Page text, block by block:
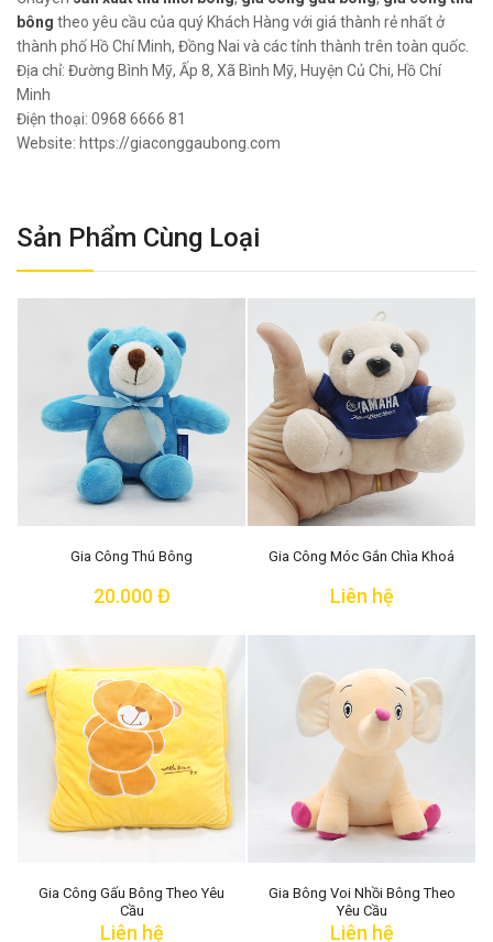
bông theo yêu cầu của quý Khách Hàng với giá thành rẻ nhất ở
thành phố Hồ Chí Minh, Đồng Nai và các tỉnh thành trên toàn quốc.
Địa chỉ: Đường Bình Mỹ, Ấp 8, Xã Bình Mỹ, Huyện Củ Chi, Hồ Chí
Minh
Điện thoại: 0968 6666 81
Website: https://giaconggaubong.com
Sản Phẩm Cùng Loại
Gia Công Thú Bông
20.000 Đ
Gia Công Móc Gắn Chìa Khoá
Liên hệ
Gia Công Gấu Bông Theo Yêu
Cầu
Liên hệ
Gia Bông Voi Nhồi Bông Theo
Yêu Cầu
Liên hệ